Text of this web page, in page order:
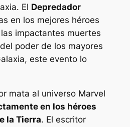
El Depredador
en los mejores héroes
impactantes muertes
poder de los mayores
este evento lo
mata al universo Marvel
en los héroes
la Tierra. El escritor